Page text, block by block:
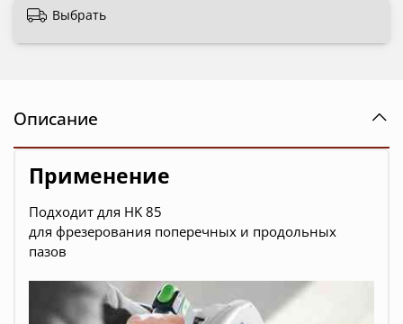
Выбрать
Описание
Применение
Подходит для HK 85
для фрезерования поперечных и продольных
пазов